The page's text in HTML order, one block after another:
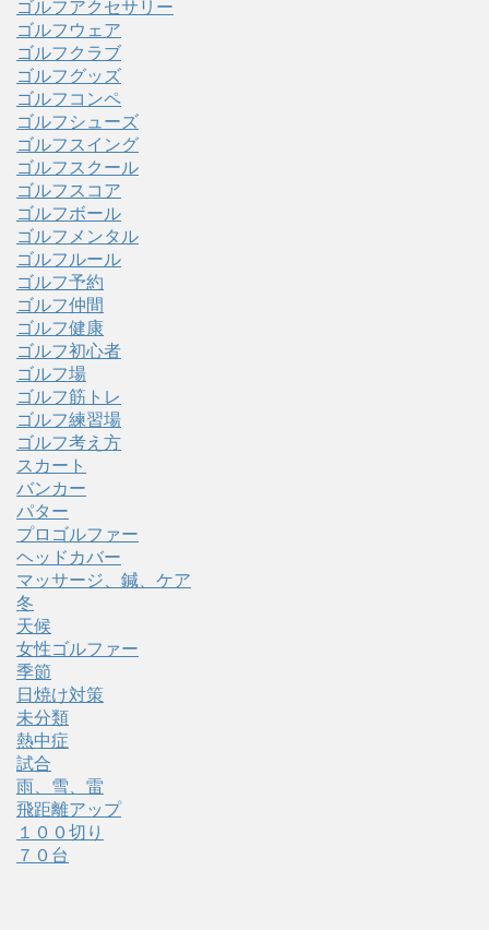
ゴルフアクセサリー
ゴルフウェア
ゴルフクラブ
ゴルフグッズ
ゴルフコンペ
ゴルフシューズ
ゴルフスイング
ゴルフスクール
ゴルフスコア
ゴルフボール
ゴルフメンタル
ゴルフルール
ゴルフ予約
ゴルフ仲間
ゴルフ健康
ゴルフ初心者
ゴルフ場
ゴルフ筋トレ
ゴルフ練習場
ゴルフ考え方
スカート
バンカー
パター
プロゴルファー
ヘッドカバー
マッサージ、鍼、ケア
冬
天候
女性ゴルファー
季節
日焼け対策
未分類
熱中症
試合
雨、雪、雷
飛距離アップ
１００切り
７０台